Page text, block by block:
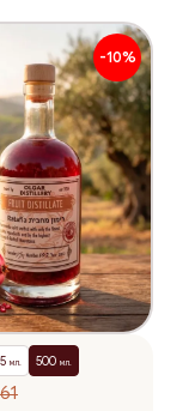
-10%
500 мл.
мл.